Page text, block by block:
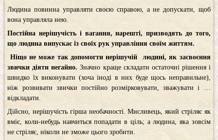
Людина повинна управляти своєю справою, а не допускати, щоб
вона управляла нею.
Постійна нерішучість і вагання, нарешті, призводять до того,
що людина випускає із своїх рук управління своїм життям.
Ніщо не може так допомогти нерішучій людині, як засвоєння
звички діяти негайно. Значно краще складати остаточні рішення і
швидко їх виконувати (хоча іноді в них буде щось неправильне),
ніж розвивати звички постійно розмірковувати, зважувати і …
відкладати.
Дійсно, нерішучість гірша необачності. Мисливець, який стріляє як
вміє, коли-небудь навчиться попадати в ціль; а людина, яка зовсім
не стріляє, ніколи не зможе цього зробити.